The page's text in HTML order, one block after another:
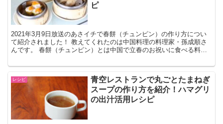
ピ
2021年3月9日放送のあさイチで春餅（チュンピン）の作り方につい
て紹介されました！ 教えてくれたのは中国料理の料理家・孫成順さ
んです。 春餅（チュンピン）とは中国で立春のお祝いに食べる料理
レシピ
青空レストランで丸ごとたまねぎ
スープの作り方を紹介！ハマグリ
の出汁活用レシピ